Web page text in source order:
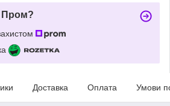
Пром?
Доставка Оплата Умови